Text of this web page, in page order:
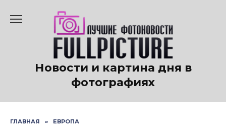
содержанию
Новости и картина дня в
фотографиях
ГЛАВНАЯ » ЕВРОПА